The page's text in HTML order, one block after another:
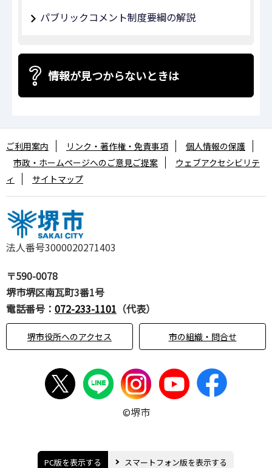
パブリックコメント制度要綱の解説
情報が見つからないときは
法人番号3000020271403
〒590-0078
堺市堺区南瓦町3番1号
電話番号： 072-233-1101 （代表）
堺市役所へのアクセス 市の組織・問合せ
ご利用案内 リンク・著作権・免責事項
個人情報の保護
市政・ホームページへのご意見ご提案
ウェブアクセシビリテ
ィ
サイトマップ
©堺市
PC版を表示する スマートフォン版を表示する